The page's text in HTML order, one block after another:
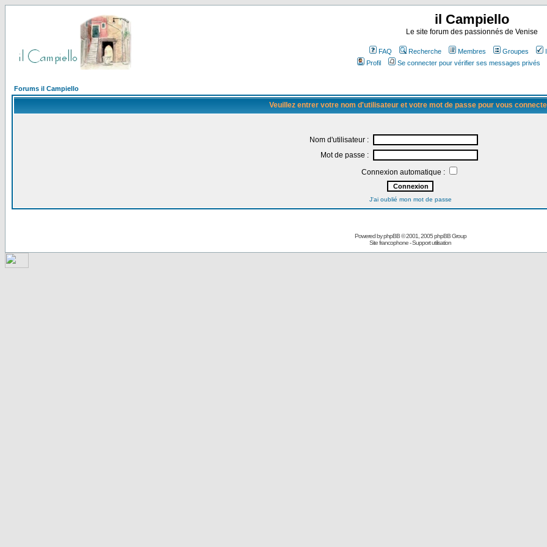
il Campiello
Le site forum des passionnés de Venise
FAQ Recherche Membres Groupes
Profil
Se connecter pour vérifier ses messages privés
Forums il Campiello
Veuillez entrer votre nom d'utilisateur et votre mot de passe pour vous
Nom d'utilisateur :
Mot de passe :
Connexion automatique :
J'ai oublié mon mot de passe
Powered byphpBB© 2001, 2005 phpBB Group
Site francophone-Support utilisation